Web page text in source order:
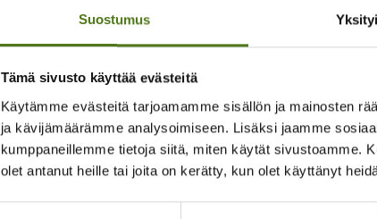
Suostumus
Tämä sivusto käyttää evästeitä
Käytämme evästeitä tarjoamamme sisällön ja mainosten
ja kävijämäärämme analysoimiseen. Lisäksi jaamme
kumppaneillemme tietoja siitä, miten käytät sivustoamme.
olet antanut heille tai joita on kerätty, kun olet käyttänyt
Tule oppimaan STEA-
tarkoitettu epilepsiayhdistysten
Lisätietoja: järjestöpäällikkö Piritta Selin
Ilmoittaudu tästä